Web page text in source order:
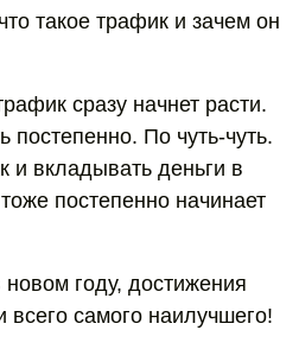
такое трафик и зачем он
сразу начнет расти.
постепенно. По чуть-чуть.
и вкладывать деньги в
постепенно начинает
году, достижения
всего самого наилучшего!